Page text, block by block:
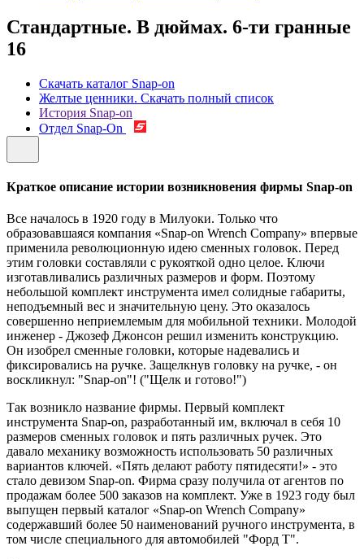
Стандартные. В дюймах. 6-ти гранные
16
Скачать каталог Snap-on
Желтые ценники. Скачать полный список
История Snap-on
Отдел Snap-On
Краткое описание истории возникновения фирмы Snap-on
Все началось в 1920 году в Милуоки. Только что
образовавшаяся компания «Snap-on Wrench Company» впервые
применила революционную идею сменных головок. Перед
этим головки составляли с рукояткой одно целое. Ключи
изготавливались различных размеров и форм. Поэтому
небольшой комплект инструмента имел солидные габариты,
неподъемный вес и значительную цену. Это оказалось
совершенно неприемлемым для мобильной техники. Молодой
инженер - Джозеф Джонсон решил изменить конструкцию.
Он изобрел сменные головки, которые надевались и
фиксировались на ручке. Защелкнув головку на ручке, - он
воскликнул: "Snap-on"! ("Щелк и готово!")
Так возникло название фирмы. Первый комплект
инструмента Snap-on, разработанный им, включал в себя 10
размеров сменных головок и пять различных ручек. Это
давало механику возможность использовать 50 различных
вариантов ключей. «Пять делают работу пятидесяти!» - это
стало девизом Snap-on. Фирма сразу получила от агентов по
продажам более 500 заказов на комплект. Уже в 1923 году был
выпущен первый каталог «Snap-on Wrench Company»
содержавший более 50 наименований ручного инструмента, в
том числе специального для автомобилей "Форд Т".